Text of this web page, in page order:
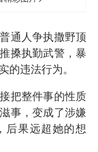
通人争执撒野顶
搡执勤武警，暴
的违法行为。
把整件事的性质
事，变成了涉嫌
后果远超她的想